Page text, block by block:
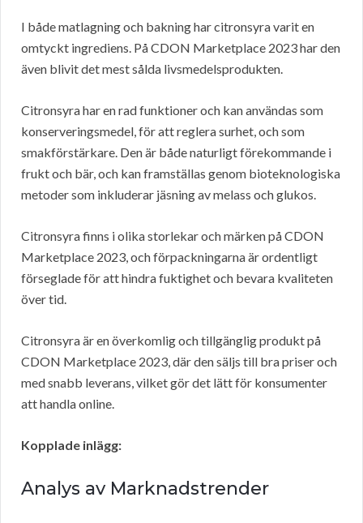
I både matlagning och bakning har citronsyra varit en
omtyckt ingrediens. På CDON Marketplace 2023 har den
även blivit det mest sålda livsmedelsprodukten.
Citronsyra har en rad funktioner och kan användas som
konserveringsmedel, för att reglera surhet, och som
smakförstärkare. Den är både naturligt förekommande i
frukt och bär, och kan framställas genom bioteknologiska
metoder som inkluderar jäsning av melass och glukos.
Citronsyra finns i olika storlekar och märken på CDON
Marketplace 2023, och förpackningarna är ordentligt
förseglade för att hindra fuktighet och bevara kvaliteten
över tid.
Citronsyra är en överkomlig och tillgänglig produkt på
CDON Marketplace 2023, där den säljs till bra priser och
med snabb leverans, vilket gör det lätt för konsumenter
att handla online.
Kopplade inlägg:
Analys av Marknadstrender